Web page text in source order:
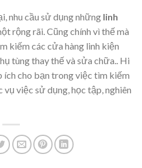
nhu cầu sử dụng những linh
rộng rãi. Cũng chính vì thế mà
kiếm các cửa hàng linh kiện
tùng thay thế và sửa chữa.. Hi
ích cho bạn trong việc tìm kiếm
việc sử dụng, học tập, nghiên